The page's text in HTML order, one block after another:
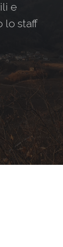
e
lo staff